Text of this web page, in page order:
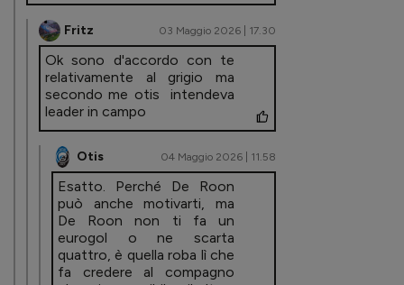
Fritz 03 Maggio 2026 | 17.30
Ok sono d'accordo con te
relativamente al grigio ma
secondo me otis intendeva
leader in campo
Otis 04 Maggio 2026 | 11.58
Esatto. Perché De Roon
può anche motivarti, ma
De Roon non ti fa un
eurogol o ne scarta
quattro, è quella roba lì che
fa credere al compagno